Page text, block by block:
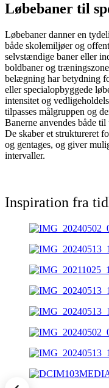
Løbebaner til
Løbebaner danner en
både skolemiljøer og
selvstændige baner eller
boldbaner og
belægning har betydning
eller specialopbyggede
intensitet og
tilpasses målgruppen og
Banerne anvendes både
De skaber et struktureret
og gentages, og giver
intervaller.
Inspiration fra